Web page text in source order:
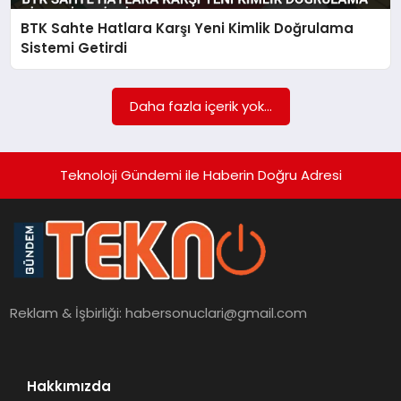
SAĞLIK
YAŞAM
BTK Sahte Hatlara Karşı Yeni Kimlik Doğrulama
Sistemi Getirdi
Daha fazla içerik yok...
Teknoloji Gündemi ile Haberin Doğru Adresi
Reklam & İşbirliği:habersonuclari@gmail.com
Hakkımızda